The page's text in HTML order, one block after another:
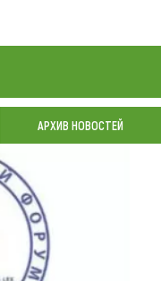
АРХИВ НОВОСТЕЙ